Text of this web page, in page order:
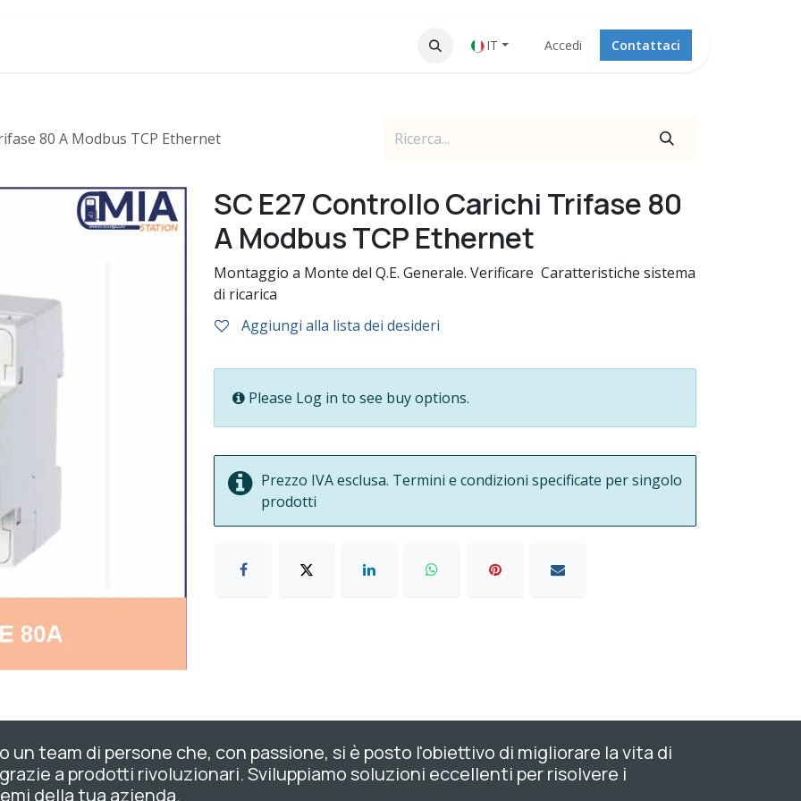
IT Accedi Contattaci
80 A Modbus TCP Ethernet
SC E27 Controllo Carichi Trifase 80
A Modbus TCP Ethernet
Montaggio a Monte del Q.E. Generale. Verificare Caratteristiche sistema
di ricarica
Aggiungi alla lista dei desideri
Please Log in to see buy options.
Prezzo IVA esclusa. Termini e condizioni specificate per singolo
prodotti
un team di persone che, con passione, si è posto l'obiettivo di migliorare la vita di
a prodotti rivoluzionari. Sviluppiamo soluzioni eccellenti per risolvere i
della tua azienda.